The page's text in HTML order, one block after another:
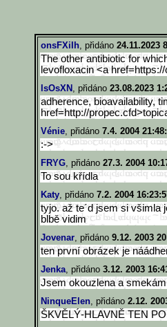
onsFXiIh, přidáno 24.11.2023
The other antibiotic for
levofloxacin <a
lsOsXN , přidáno 23.08.2023
adherence, bioavailability,
href=http://propec.cfd>topi
Vénie, přidáno 7.4. 2004
:->
FRYG, přidáno 27.3. 2004
To sou křídla
Katy, přidáno 7.2. 2004
tyjo. až te´d jsem si všimla
blbě vidim
Jovenar, přidáno 9.12. 2003
ten první obrázek je
Jenka, přidáno 3.12. 2003
Jsem okouzlena a
NinqueElen, přidáno 2.12.
ŠKVĚLÝ-HLAVNĚ TEN